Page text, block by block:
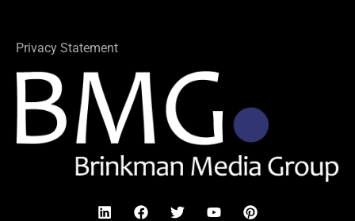
Privacy Statement